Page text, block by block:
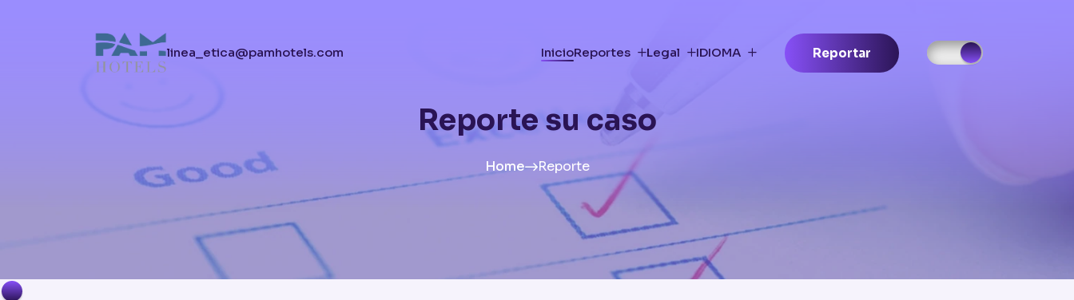
linea_etica@pamhotels.com InicioReportes Legal IDIOMA Reportar
Reporte su caso
Home Reporte